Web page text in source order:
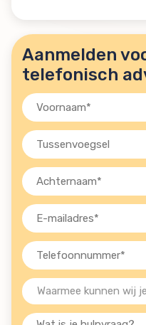
Aanmelden
telefonisch
Voornaam
(Vereist)
Tussenvoegsel
Achternaam
(Vereist)
E-
mailadres
(Vereist)
Telefoon
(Vereist)
Waarmee
kunnen
wij
Wat